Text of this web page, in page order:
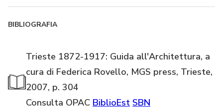
BIBLIOGRAFIA
Trieste 1872-1917: Guida all'Architettura, a
cura di Federica Rovello, MGS press, Trieste,
2007, p. 304
Consulta OPAC BiblioEst SBN